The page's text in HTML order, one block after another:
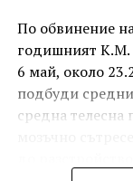
По обвинение
годишният К.М.
6 май, около
подбуди
средна телесна